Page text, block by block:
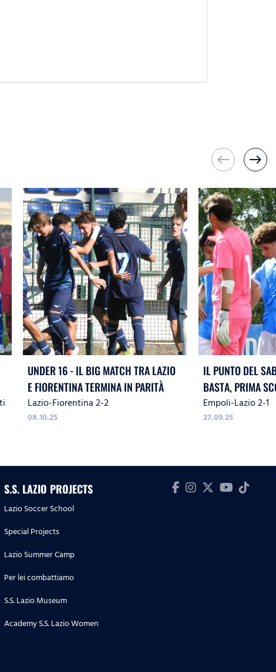
west east
UNDER 16 - IL BIG MATCH TRA LAZIO
E FIORENTINA TERMINA IN PARITÀ
Lazio-Fiorentina 2-2
08.10.25
IL PUNTO DEL
BASTA, PRIMA
L’UNDER 15
Empoli-Lazio 2-1
27.09.25
S.S. LAZIO PROJECTS
Lazio Soccer School
Special Projects
Lazio Summer Camp
Per lei combattiamo
S.S. Lazio Museum
Academy S.S. Lazio Women